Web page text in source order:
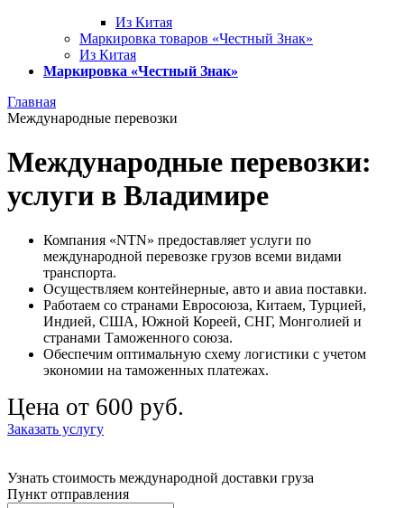
Из Китая
Маркировка товаров «Честный Знак»
Из Китая
Маркировка «Честный Знак»
Главная
Международные перевозки
Международные перевозки:
услуги в Владимире
Компания «NTN» предоставляет услуги по
международной перевозке грузов всеми видами
транспорта.
Осуществляем контейнерные, авто и авиа поставки.
Работаем со странами Евросоюза, Китаем, Турцией,
Индией, США, Южной Кореей, СНГ, Монголией и
странами Таможенного союза.
Обеспечим оптимальную схему логистики с учетом
экономии на таможенных платежах.
Цена от 600 руб.
Заказать услугу
Узнать стоимость международной доставки груза
Пункт отправления